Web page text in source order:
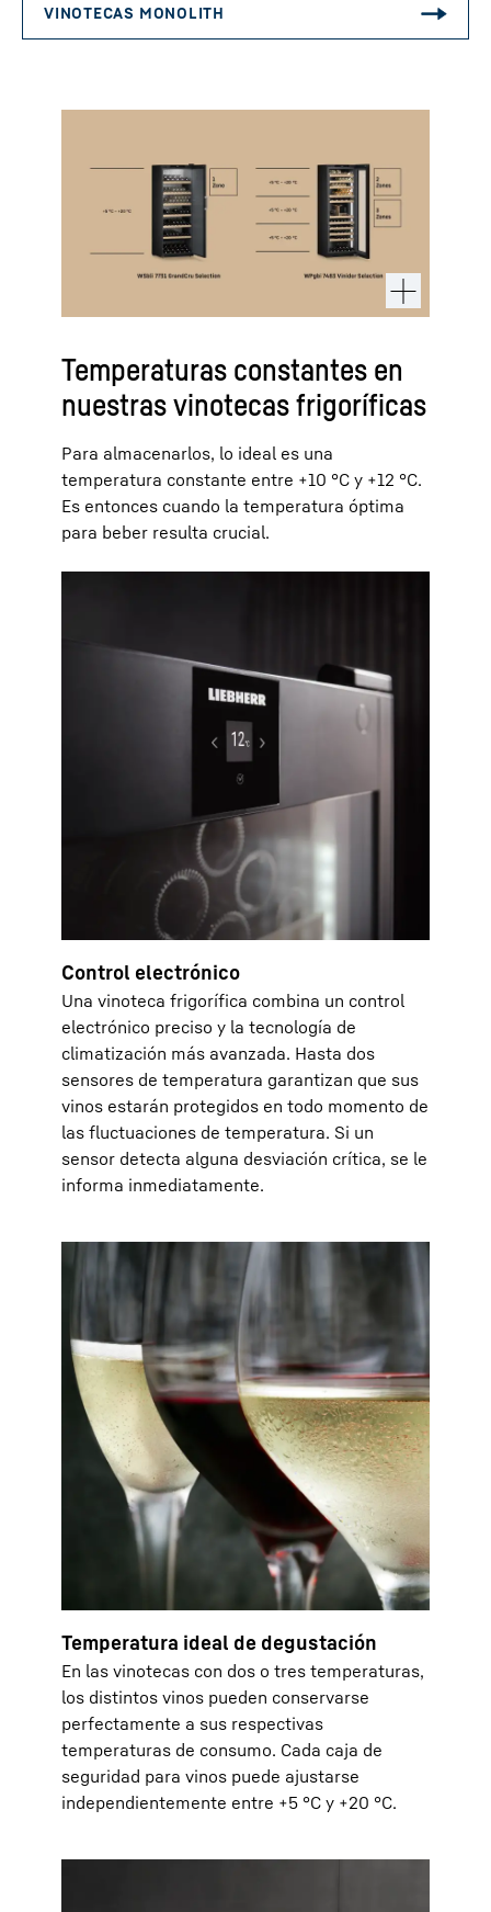
Temperaturas constantes en
nuestras vinotecas frigoríficas
Para almacenarlos, lo ideal es una
temperatura constante entre +10 °C y +12 °C.
Es entonces cuando la temperatura óptima
para beber resulta crucial.
Control electrónico
Una vinoteca frigorífica combina un control
electrónico preciso y la tecnología de
climatización más avanzada. Hasta dos
sensores de temperatura garantizan que sus
vinos estarán protegidos en todo momento de
las fluctuaciones de temperatura. Si un
sensor detecta alguna desviación crítica, se le
informa inmediatamente.
Temperatura ideal de degustación
En las vinotecas con dos o tres temperaturas,
los distintos vinos pueden conservarse
perfectamente a sus respectivas
temperaturas de consumo. Cada caja de
seguridad para vinos puede ajustarse
independientemente entre +5 °C y +20 °C.